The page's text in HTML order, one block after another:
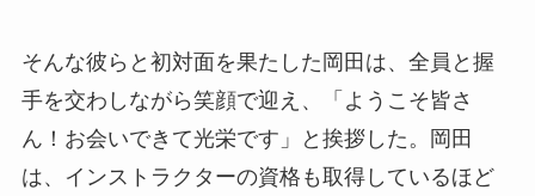
そんな彼らと初対面を果たした岡田は、全員と握
手を交わしながら笑顔で迎え、「ようこそ皆さ
ん！お会いできて光栄です」と挨拶した。岡田
は、インストラクターの資格も取得しているほど